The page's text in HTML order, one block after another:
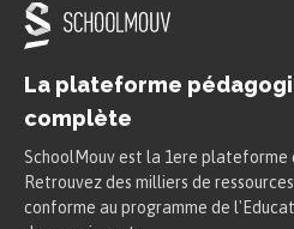
La plateforme
complète
SchoolMouv est la 1ere plateforme
Retrouvez des milliers de
conforme au programme de